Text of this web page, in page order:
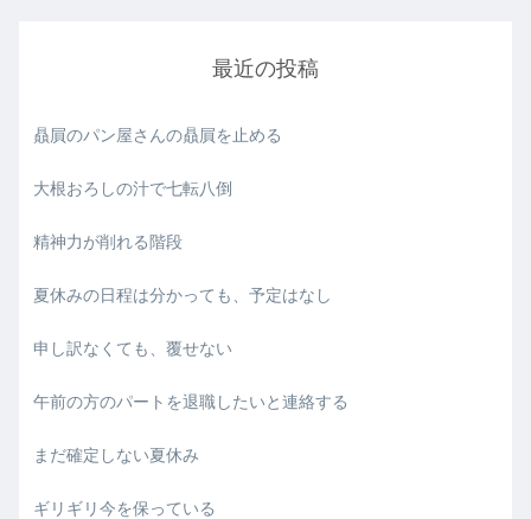
最近の投稿
贔屓のパン屋さんの贔屓を止める
大根おろしの汁で七転八倒
精神力が削れる階段
夏休みの日程は分かっても、予定はなし
申し訳なくても、覆せない
午前の方のパートを退職したいと連絡する
まだ確定しない夏休み
ギリギリ今を保っている